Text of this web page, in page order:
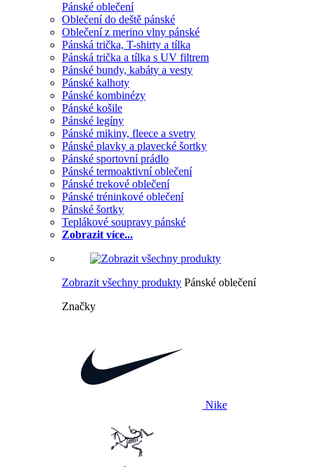
Pánské oblečení
Oblečení do deště pánské
Oblečení z merino vlny pánské
Pánská trička, T-shirty a tílka
Pánská trička a tílka s UV filtrem
Pánské bundy, kabáty a vesty
Pánské kalhoty
Pánské kombinézy
Pánské košile
Pánské legíny
Pánské mikiny, fleece a svetry
Pánské plavky a plavecké šortky
Pánské sportovní prádlo
Pánské termoaktivní oblečení
Pánské trekové oblečení
Pánské tréninkové oblečení
Pánské šortky
Teplákové soupravy pánské
Zobrazit více...
Zobrazit všechny produkty Pánské oblečení
Značky
Nike